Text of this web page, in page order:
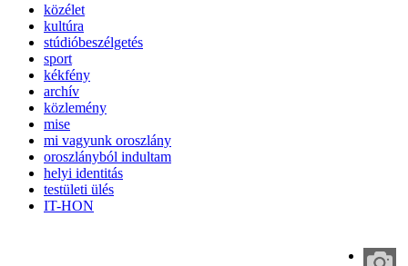
közélet
kultúra
stúdióbeszélgetés
sport
kékfény
archív
közlemény
mise
mi vagyunk oroszlány
oroszlányból indultam
helyi identitás
testületi ülés
IT-HON